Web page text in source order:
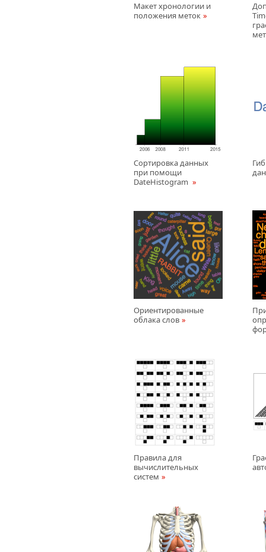
Макет хронологии и
положения меток
Сортировка данных
при помощи
DateHistogram
Ориентированные
облака слов
Правила для
вычислительных
систем